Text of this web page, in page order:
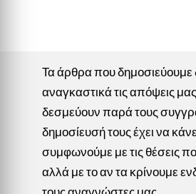
Τα άρθρα που
αναγκαστικά τις απόψεις
δεσμεύουν παρά τους
δημοσίευσή τους έχει να
συμφωνούμε με τις θέσεις
αλλά με το αν τα κρίνουμε